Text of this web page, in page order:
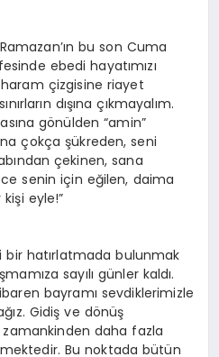
bu son Cuma
ebedi hayatımızı
çizgisine riayet
dışına çıkmayalım.
gönülden “amin”
çokça şükreden, seni
çekinen, sana
senin için eğilen, daima
eyle!”
hatırlatmada bulunmak
sayılı günler kaldı.
bayramı sevdiklerimizle
Gidiş ve dönüş
daha fazla
Bu noktada bütün